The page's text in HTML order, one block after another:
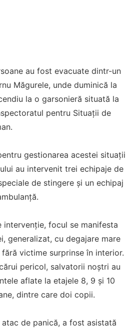
au fost evacuate dintr-un
Măgurele, unde duminică la
la o garsonieră situată la
pentru Situaţii de
gestionarea acestei situaţii
au intervenit trei echipaje de
de stingere şi un echipaj
intervenţie, focul se manifesta
generalizat, cu degajare mare
victime surprinse în interior.
pericol, salvatorii noştri au
aflate la etajele 8, 9 şi 10
dintre care doi copii.
de panică, a fost asistată